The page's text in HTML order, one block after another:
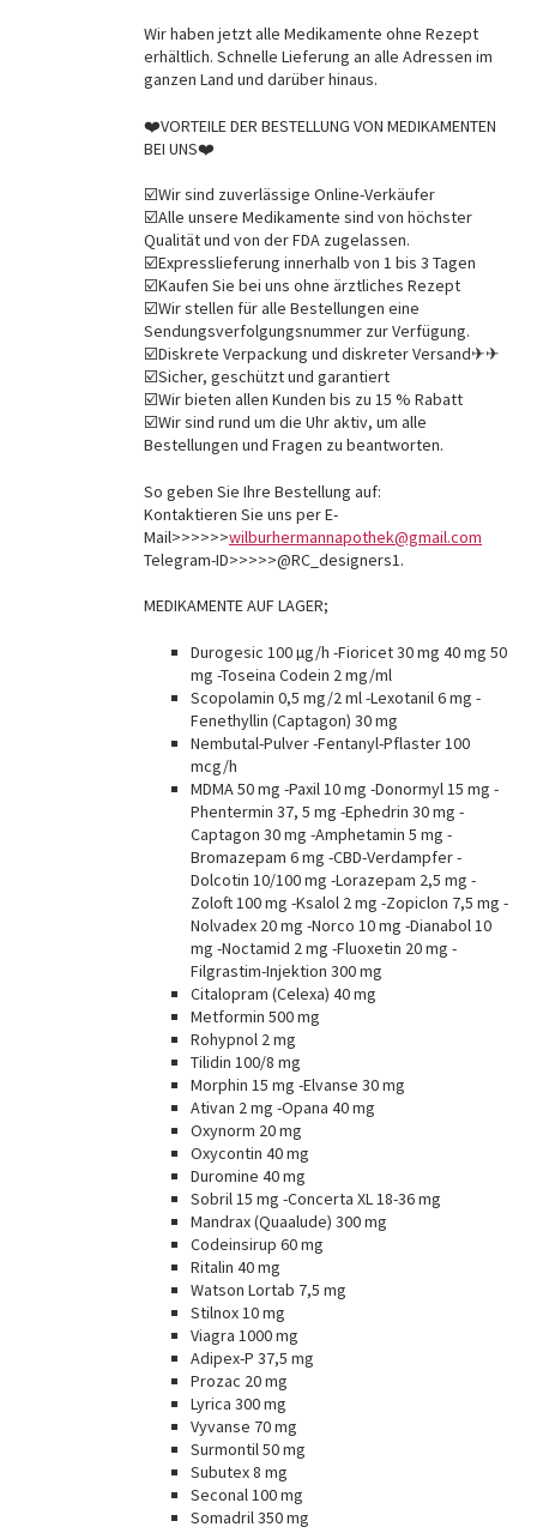
Wir haben jetzt alle Medikamente ohne Rezept
erhältlich. Schnelle Lieferung an alle Adressen im
ganzen Land und darüber hinaus.
❤️VORTEILE DER BESTELLUNG VON MEDIKAMENTEN
BEI UNS❤️
☑️Wir sind zuverlässige Online-Verkäufer
☑️Alle unsere Medikamente sind von höchster
Qualität und von der FDA zugelassen.
☑️Expresslieferung innerhalb von 1 bis 3 Tagen
☑️Kaufen Sie bei uns ohne ärztliches Rezept
☑️Wir stellen für alle Bestellungen eine
Sendungsverfolgungsnummer zur Verfügung.
☑️Diskrete Verpackung und diskreter Versand✈✈
☑️Sicher, geschützt und garantiert
☑️Wir bieten allen Kunden bis zu 15 % Rabatt
☑️Wir sind rund um die Uhr aktiv, um alle
Bestellungen und Fragen zu beantworten.
So geben Sie Ihre Bestellung auf:
Kontaktieren Sie uns per E-
Mail>>>>>>wilburhermannapothek@gmail.com
Telegram-ID>>>>>@RC_designers1.
MEDIKAMENTE AUF LAGER;
Durogesic 100 µg/h -Fioricet 30 mg 40 mg 50
mg -Toseina Codein 2 mg/ml
Scopolamin 0,5 mg/2 ml -Lexotanil 6 mg -
Fenethyllin (Captagon) 30 mg
Nembutal-Pulver -Fentanyl-Pflaster 100
mcg/h
MDMA 50 mg -Paxil 10 mg -Donormyl 15 mg -
Phentermin 37, 5 mg -Ephedrin 30 mg -
Captagon 30 mg -Amphetamin 5 mg -
Bromazepam 6 mg -CBD-Verdampfer -
Dolcotin 10/100 mg -Lorazepam 2,5 mg -
Zoloft 100 mg -Ksalol 2 mg -Zopiclon 7,5 mg -
Nolvadex 20 mg -Norco 10 mg -Dianabol 10
mg -Noctamid 2 mg -Fluoxetin 20 mg -
Filgrastim-Injektion 300 mg
Citalopram (Celexa) 40 mg
Metformin 500 mg
Rohypnol 2 mg
Tilidin 100/8 mg
Morphin 15 mg -Elvanse 30 mg
Ativan 2 mg -Opana 40 mg
Oxynorm 20 mg
Oxycontin 40 mg
Duromine 40 mg
Sobril 15 mg -Concerta XL 18-36 mg
Mandrax (Quaalude) 300 mg
Codeinsirup 60 mg
Ritalin 40 mg
Watson Lortab 7,5 mg
Stilnox 10 mg
Viagra 1000 mg
Adipex-P 37,5 mg
Prozac 20 mg
Lyrica 300 mg
Vyvanse 70 mg
Surmontil 50 mg
Subutex 8 mg
Seconal 100 mg
Somadril 350 mg